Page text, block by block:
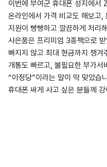
이번에 부여군 휴대폰 성지에서
온라인에서 가격 비교도 해보고,
지원이 빵빵하고 깔끔하게 처리
사은품은 프리미엄 3종팩으로
빠지지 않고 최대 현금까지 챙겨
개통도 빠르고, 불필요한 부가서
“아정당”이라는 말이 딱 맞았습
휴대폰 싸게 사고 싶은 분들께